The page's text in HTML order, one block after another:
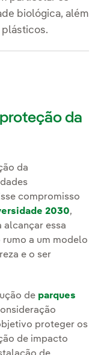
biológica, além
da
da
compromisso
2030,
alcançar essa
a um modelo
e o ser
de parques
proteger os
de impacto